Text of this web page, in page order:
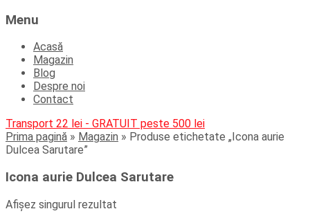
Menu
Acasă
Magazin
Blog
Despre noi
Contact
Transport 22 lei - GRATUIT peste 500 lei
Prima pagină » Magazin » Produse etichetate „Icona aurie
Dulcea Sarutare”
Icona aurie Dulcea Sarutare
Afișez singurul rezultat